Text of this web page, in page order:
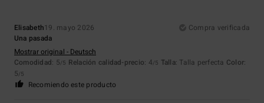
Elisabeth19. mayo 2026
Compra verificada
Una pasada
Mostrar original - Deutsch
Comodidad: 5/5 Relación calidad-precio: 4/5 Talla: Talla perfecta Color:
5/5
Recomiendo este producto